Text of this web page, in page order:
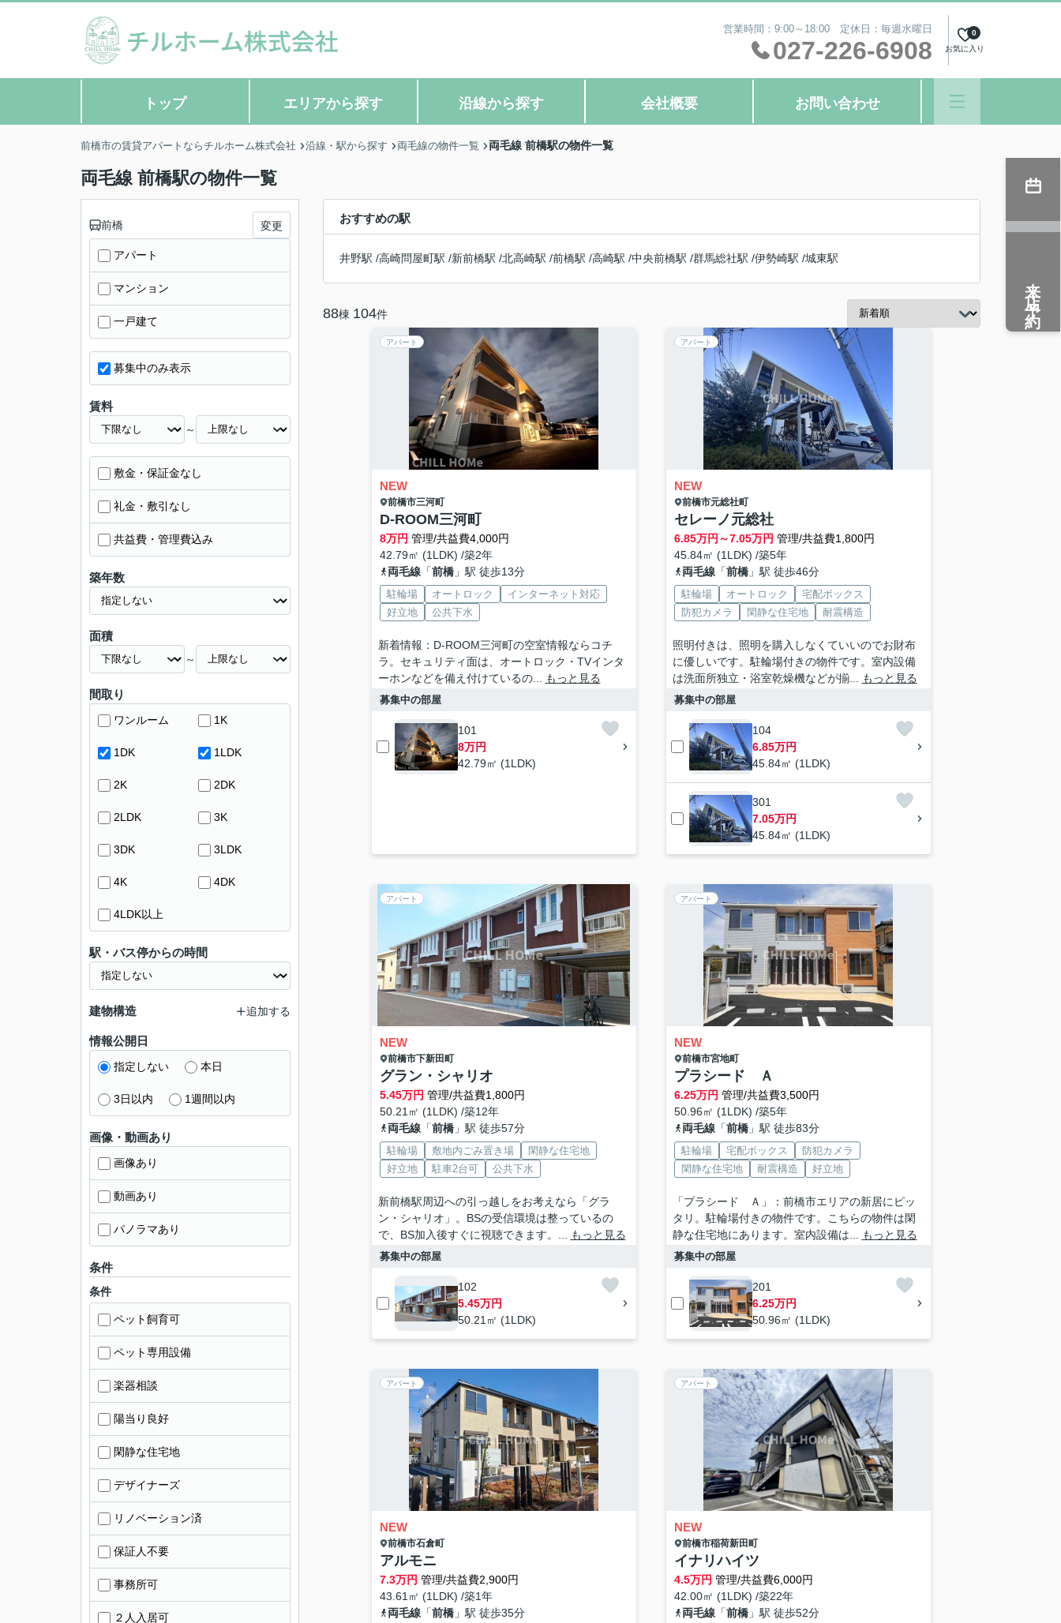
営業時間：9:00～18:00 定休日：毎週水曜日
027-226-6908 お気に入り
0
トップ エリアから探す 沿線から探す 会社概要 お問い合わせ
前橋市の賃貸アパートならチルホーム株式会社 沿線・駅から探す 両毛線の物件一覧 両毛線 前橋駅の物件一覧
両毛線 前橋駅の物件一覧
おすすめの駅
井野駅 /高崎問屋町駅 /新前橋駅 /北高崎駅 /前橋駅 /高崎駅 /中央前橋駅 /群馬総社駅 /伊勢崎駅 /城東駅
88棟 104件
アパート
NEW
前橋市三河町
D-ROOM三河町
8万円 管理/共益費4,000円
42.79㎡ (1LDK) /築2年
両毛線「前橋」駅 徒歩13分
駐輪場 オートロック
インターネット対応
好立地
公共下水
新着情報：D-ROOM三河町の空室情報ならコチ
ラ。セキュリティ面は、オートロック・TVインタ
ーホンなどを備え付けているの...
もっと見る
募集中の部屋
101
8万円
42.79㎡ (1LDK)
アパート
NEW
前橋市元総社町
セレーノ元総社
6.85万円～7.05万円 管理/共益費1,800円
45.84㎡ (1LDK) /築5年
両毛線「前橋」駅 徒歩46分
駐輪場 オートロック
宅配ボックス
防犯カメラ
閑静な住宅地 耐震構造
照明付きは、照明を購入しなくていいのでお財布
に優しいです。駐輪場付きの物件です。室内設備
は洗面所独立・浴室乾燥機などが揃...
もっと見る
募集中の部屋
104
6.85万円
45.84㎡ (1LDK)
301
7.05万円
45.84㎡ (1LDK)
アパート
NEW
前橋市下新田町
グラン・シャリオ
5.45万円 管理/共益費1,800円
50.21㎡ (1LDK) /築12年
両毛線「前橋」駅 徒歩57分
駐輪場 敷地内ごみ置き場
閑静な住宅地
好立地
駐車2台可 公共下水
新前橋駅周辺への引っ越しをお考えなら「グラ
ン・シャリオ」。BSの受信環境は整っているの
で、BS加入後すぐに視聴できます。...
もっと見る
募集中の部屋
102
5.45万円
50.21㎡ (1LDK)
アパート
NEW
前橋市宮地町
プラシード Ａ
6.25万円 管理/共益費3,500円
50.96㎡ (1LDK) /築5年
両毛線「前橋」駅 徒歩83分
駐輪場 宅配ボックス
防犯カメラ
閑静な住宅地
耐震構造 好立地
「プラシード Ａ」：前橋市エリアの新居にピッ
タリ。駐輪場付きの物件です。こちらの物件は閑
静な住宅地にあります。室内設備は...
もっと見る
募集中の部屋
201
6.25万円
50.96㎡ (1LDK)
アパート
NEW
前橋市石倉町
アルモニ
7.3万円 管理/共益費2,900円
43.61㎡ (1LDK) /築1年
両毛線「前橋」駅 徒歩35分
アパート
NEW
前橋市稲荷新田町
イナリハイツ
4.5万円 管理/共益費6,000円
42.00㎡ (1LDK) /築22年
両毛線「前橋」駅 徒歩52分
前橋 変更
アパート
マンション
一戸建て
募集中のみ表示
賃料
～
敷金・保証金なし
礼金・敷引なし
共益費・管理費込み
築年数
面積
～
間取り
ワンルーム 1K
1DK 1LDK
2K 2DK
2LDK 3K
3DK 3LDK
4K 4DK
4LDK以上
駅・バス停からの時間
建物構造 追加する
情報公開日
指定しない 本日
3日以内 1週間以内
画像・動画あり
画像あり
動画あり
パノラマあり
条件
条件
ペット飼育可
ペット専用設備
楽器相談
陽当り良好
閑静な住宅地
デザイナーズ
リノベーション済
保証人不要
事務所可
２人入居可
来店予約